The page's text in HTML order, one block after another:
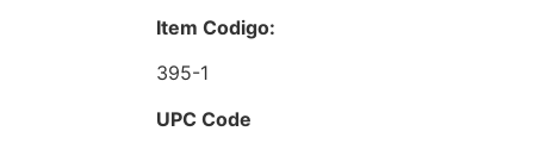
Item Codigo:
395-1
UPC Code